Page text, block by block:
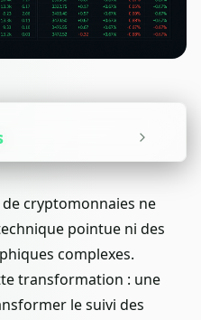
de cryptomonnaies ne
pointue ni des
complexes.
transformation : une
le suivi des